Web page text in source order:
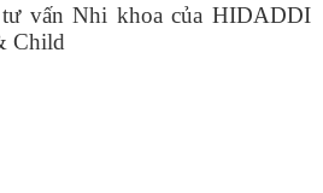
vấn Nhi khoa của HIDADDI
Child